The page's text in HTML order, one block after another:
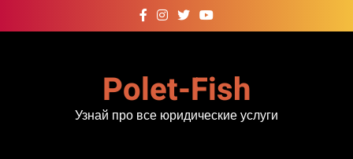
к
Polet-Fish
Узнай про все юридические услуги